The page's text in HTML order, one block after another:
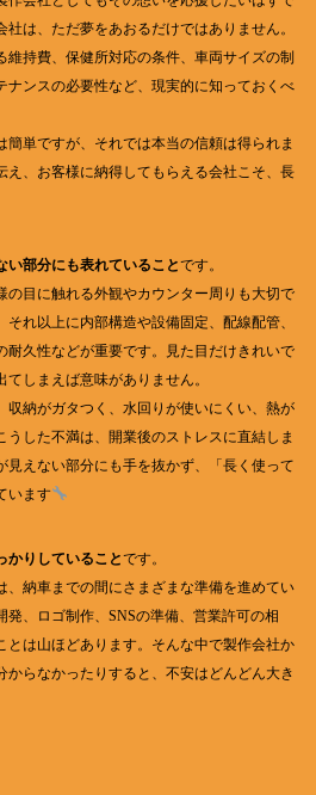
は、ただ夢をあおるだけではありません。
維持費、保健所対応の条件、車両サイズの制
ナンスの必要性など、現実的に知っておくべ
単ですが、それでは本当の信頼は得られま
え、お客様に納得してもらえる会社こそ、長
い部分にも表れていることです。
の目に触れる外観やカウンター周りも大切で
れ以上に内部構造や設備固定、配線配管、
耐久性などが重要です。見た目だけきれいで
しまえば意味がありません。
収納がガタつく、水回りが使いにくい、熱が
うした不満は、開業後のストレスに直結しま
見えない部分にも手を抜かず、「長く使って
います
かりしていることです。
、納車までの間にさまざまな準備を進めてい
発、ロゴ制作、SNSの準備、営業許可の相
とは山ほどあります。そんな中で製作会社か
からなかったりすると、不安はどんどん大き